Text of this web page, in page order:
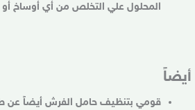
المحلول علي التخلص من أي أوساخ
أيضاً
قومي بتنظيف حامل الفرش أيضاً عن